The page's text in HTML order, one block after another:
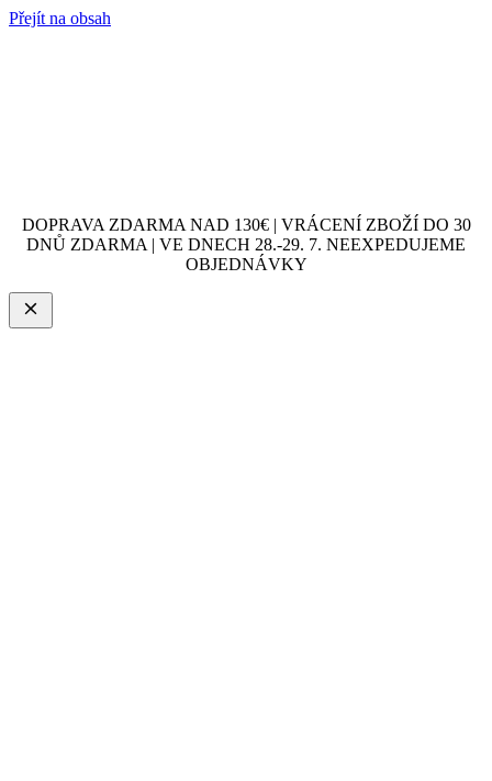
Přejít na obsah
DOPRAVA ZDARMA NAD 130€ | VRÁCENÍ ZBOŽÍ DO 30
DNŮ ZDARMA | VE DNECH 28.-29. 7. NEEXPEDUJEME
OBJEDNÁVKY